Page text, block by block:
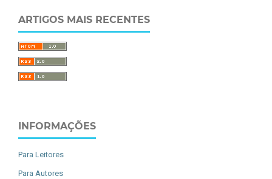
ARTIGOS MAIS RECENTES
INFORMAÇÕES
Para Leitores
Para Autores